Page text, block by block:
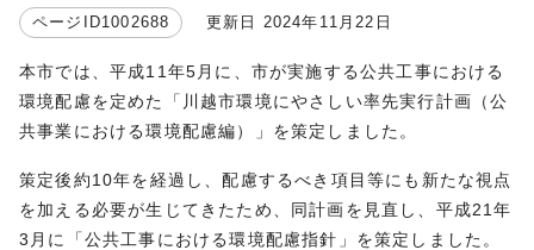
ページID1002688 更新日 2024年11月22日
本市では、平成11年5月に、市が実施する公共工事における
環境配慮を定めた「川越市環境にやさしい率先実行計画（公
共事業における環境配慮編）」を策定しました。
策定後約10年を経過し、配慮するべき項目等にも新たな視点
を加える必要が生じてきたため、同計画を見直し、平成21年
3月に「公共工事における環境配慮指針」を策定しました。